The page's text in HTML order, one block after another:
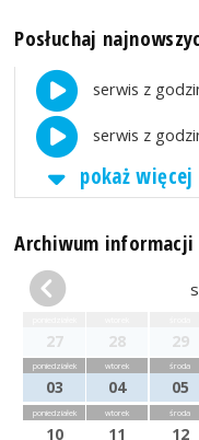
Posłuchaj
serwis z
serwis z
pokaż więcej
Archiwum informacji
27 28 29
poniedziałek
03
wtorek
04
środa
05
poniedziałek
10
wtorek
11
środa
12